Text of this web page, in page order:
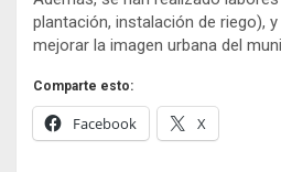
plantación, instalación de riego),
mejorar la imagen urbana del
Comparte esto:
Facebook X